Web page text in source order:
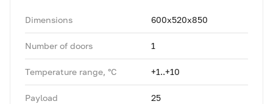
Dimensions 600x520x850
Number of doors 1
Temperature range, °C +1..+10
Payload 25